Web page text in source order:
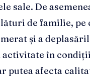
sale. De
de familie,
și a
activitate în
putea afecta